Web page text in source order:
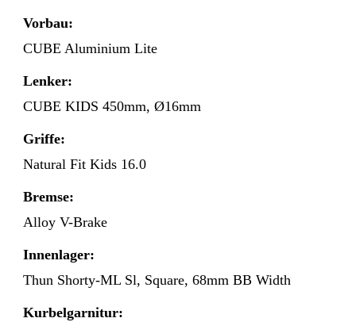
Vorbau:
CUBE Aluminium Lite
Lenker:
CUBE KIDS 450mm, Ø16mm
Griffe:
Natural Fit Kids 16.0
Bremse:
Alloy V-Brake
Innenlager:
Thun Shorty-ML Sl, Square, 68mm BB Width
Kurbelgarnitur: